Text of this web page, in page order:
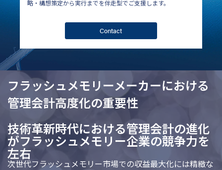
略・構想策定から実行までを伴走型でご支援します。
Contact
フラッシュメモリーメーカーにおける
管理会計高度化の重要性
技術革新時代における管理会計の進化
がフラッシュメモリー企業の競争力を
左右
次世代フラッシュメモリー市場での収益最大化には精緻な